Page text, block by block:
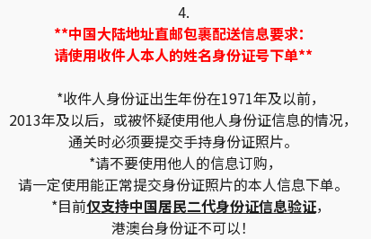
4.
**中国大陆地址直邮包裹配送信息要求：
请使用收件人本人的姓名身份证号下单**
*收件人身份证出生年份在1971年及以前，
2013年及以后，或被怀疑使用他人身份证信息的情况，
通关时必须要提交手持身份证照片。
*请不要使用他人的信息订购，
请一定使用能正常提交身份证照片的本人信息下单。
*目前仅支持中国居民二代身份证信息验证，
港澳台身份证不可以！